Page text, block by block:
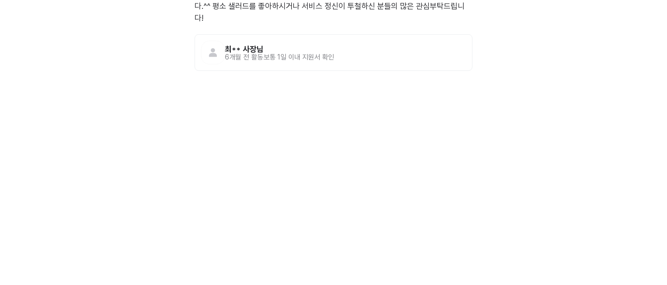
다.^^ 평소 샐러드를 좋아하시거나 서비스 정신이 투철하신 분들의 많은 관심부탁드립니
다!
최** 사장님
6개월 전 활동보통 1일 이내 지원서 확인